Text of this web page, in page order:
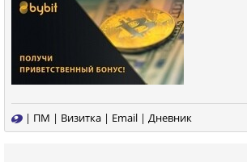
| ПМ | Визитка | Email | Дневник